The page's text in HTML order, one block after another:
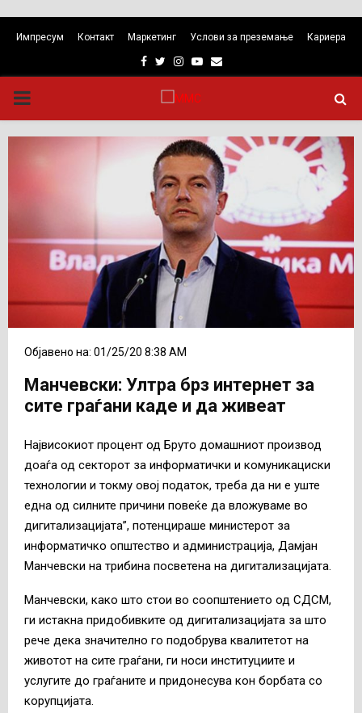
Импресум Контакт Маркетинг Услови за преземање Кариера
Facebook
TwitterInstagram
Youtube
Email
PRIMARY
MENU
Објавено на: 01/25/20 8:38 AM
Манчевски: Ултра брз интернет за
сите граѓани каде и да живеат
Највисокиот процент од Бруто домашниот производ
доаѓа од секторот за информатички и комуникациски
технологии и токму овој податок, треба да ни е уште
една од силните причини повеќе да вложуваме во
дигитализацијата”, потенцираше министерот за
информатичко општество и администрација, Дамјан
Манчевски на трибина посветена на дигитализацијата.
Манчевски, како што стои во соопштението од СДСМ,
ги истакна придобивките од дигитализацијата за што
рече дека значително го подобрува квалитетот на
животот на сите граѓани, ги носи институциите и
услугите до граѓаните и придонесува кон борбата со
корупцијата.